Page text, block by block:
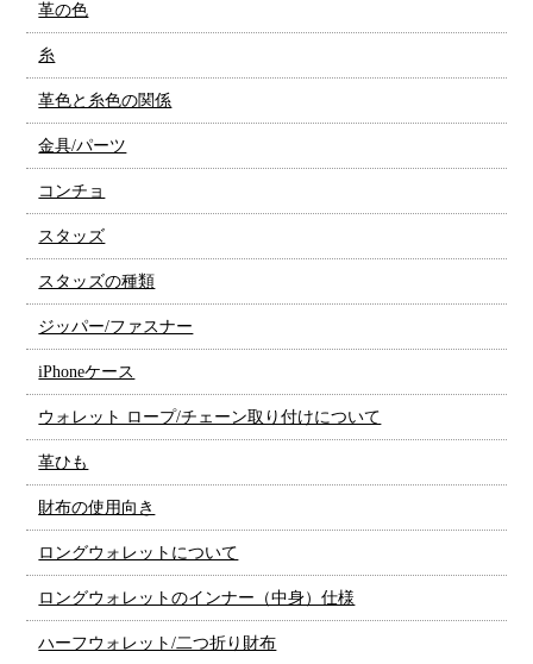
革の色
糸
革色と糸色の関係
金具/パーツ
コンチョ
スタッズ
スタッズの種類
ジッパー/ファスナー
iPhoneケース
ウォレット ロープ/チェーン取り付けについて
革ひも
財布の使用向き
ロングウォレットについて
ロングウォレットのインナー（中身）仕様
ハーフウォレット/二つ折り財布